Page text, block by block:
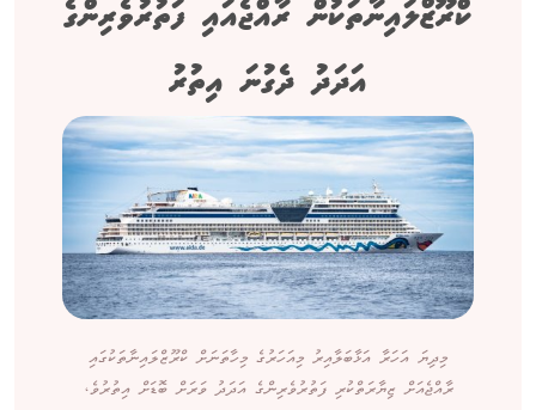
ކްރޫޒްލައިނާތަކުން ރާއްޖެއައި ފަތުރުވެރިންގެ
އަދަދު ދެގުނަ އިތުރު
މިދިޔަ އަހަރާ އަޅާބަލާއިރު މިއަހަރުގެ މިހާތަނަށް ކްރޫޒްލައިނާތަކުގައި
ރާއްޖެއަށް ޒިޔާރަތްކުރި ފަތުރުވެރިންގެ އަދަދު ވަރަށް ބޮޑަށް އިތުރުވެ،